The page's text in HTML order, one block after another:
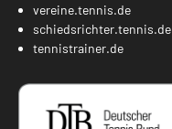
vereine.tennis.de
schiedsrichter.tennis.de
tennistrainer.de